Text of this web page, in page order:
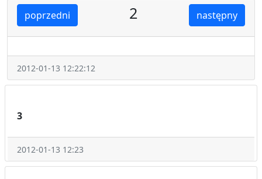
poprzedni następny
2
2012-01-13 12:22:12
3
2012-01-13 12:23